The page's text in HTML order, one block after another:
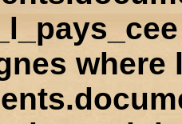
where